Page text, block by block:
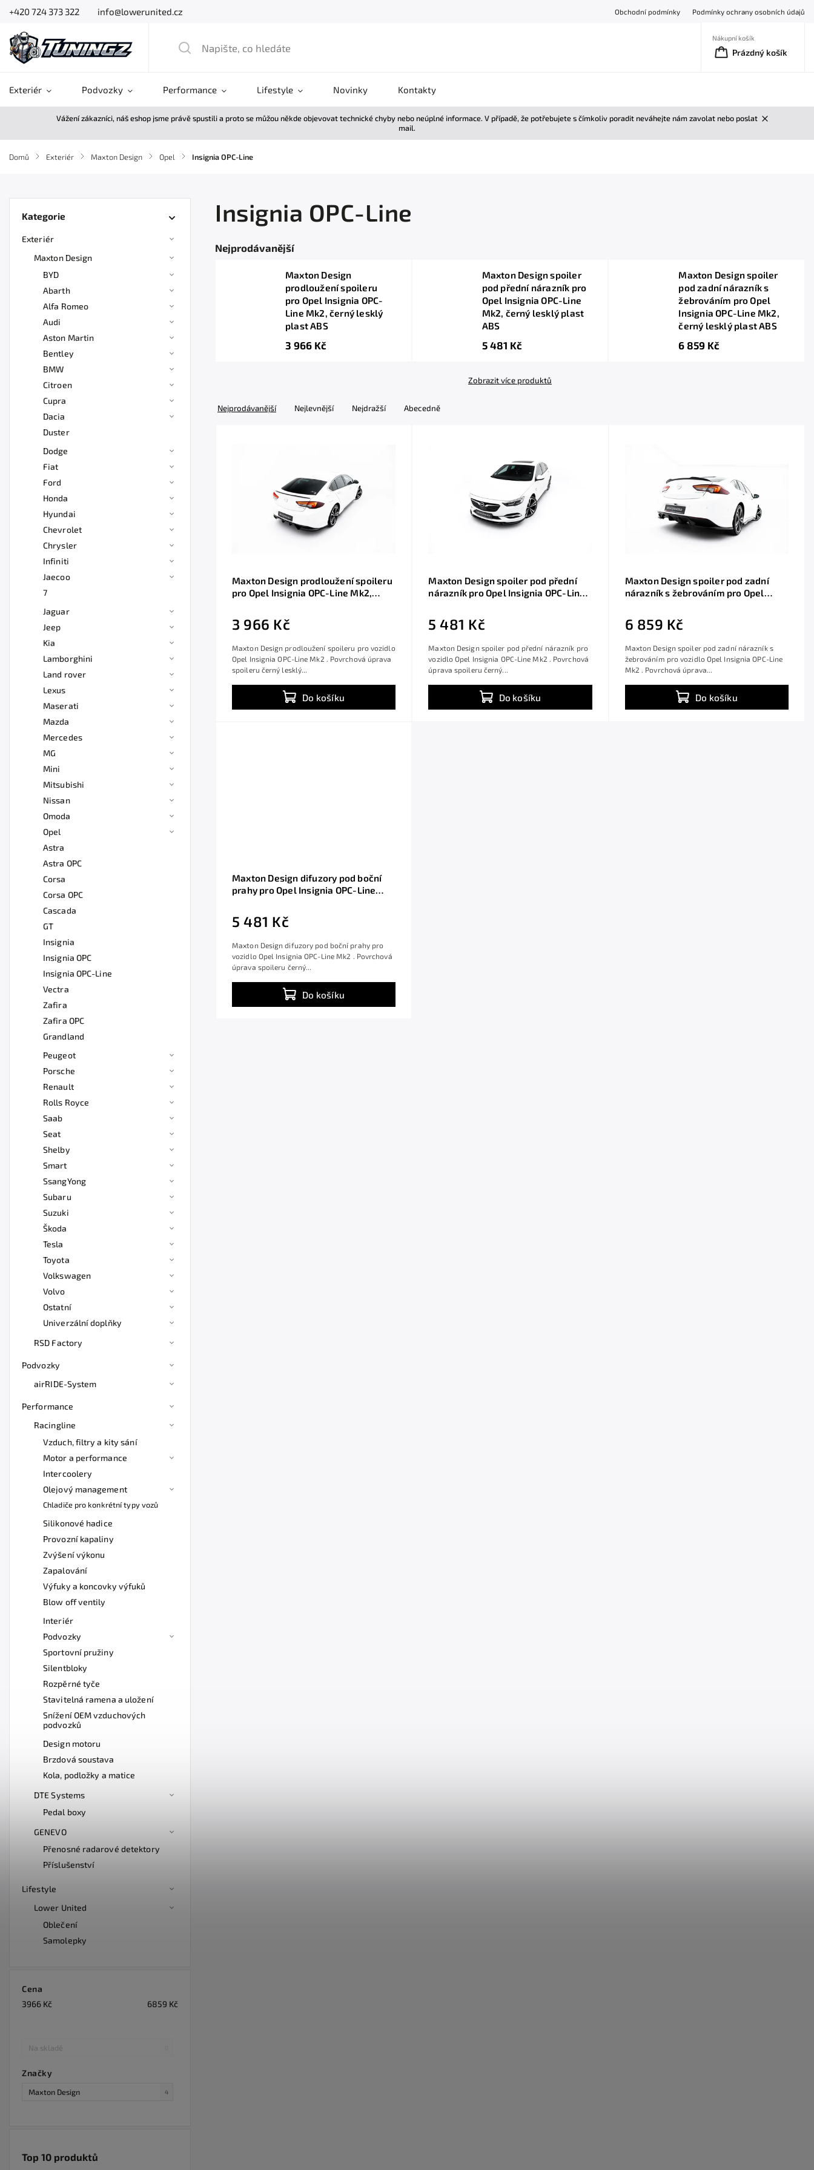
+420 724 373 322 info@lowerunited.cz Obchodní podmínky Podmínky ochrany osobních údajů
Nákupní košík
Prázdný košík
Exteriér Podvozky Performance Lifestyle Novinky Kontakty
Vážení zákazníci, náš eshop jsme právě spustili a proto se můžou někde objevovat technické chyby nebo neúplné informace. V případě, že potřebujete s čímkoliv poradit neváhejte nám zavolat nebo poslat
mail.
Domů / Exteriér / Maxton Design / Opel / Insignia OPC-Line
Kategorie
Exteriér
Maxton Design
BYD
Abarth
Alfa Romeo
Audi
Aston Martin
Bentley
BMW
Citroen
Cupra
Dacia
Duster
Dodge
Fiat
Ford
Honda
Hyundai
Chevrolet
Chrysler
Infiniti
Jaecoo
7
Jaguar
Jeep
Kia
Lamborghini
Land rover
Lexus
Maserati
Mazda
Mercedes
MG
Mini
Mitsubishi
Nissan
Omoda
Opel
Astra
Astra OPC
Corsa
Corsa OPC
Cascada
GT
Insignia
Insignia OPC
Insignia OPC-Line
Vectra
Zafira
Zafira OPC
Grandland
Peugeot
Porsche
Renault
Rolls Royce
Saab
Seat
Shelby
Smart
SsangYong
Subaru
Suzuki
Škoda
Tesla
Toyota
Volkswagen
Volvo
Ostatní
Univerzální doplňky
RSD Factory
Podvozky
airRIDE-System
Performance
Racingline
Vzduch, filtry a kity sání
Motor a performance
Intercoolery
Olejový management
Chladiče pro konkrétní typy vozů
Silikonové hadice
Provozní kapaliny
Zvýšení výkonu
Zapalování
Výfuky a koncovky výfuků
Blow off ventily
Interiér
Podvozky
Sportovní pružiny
Silentbloky
Rozpěrné tyče
Stavitelná ramena a uložení
Snížení OEM vzduchových
podvozků
Design motoru
Brzdová soustava
Kola, podložky a matice
DTE Systems
Pedal boxy
GENEVO
Přenosné radarové detektory
Příslušenství
Lifestyle
Lower United
Oblečení
Samolepky
Cena
3966 Kč 6859 Kč
Na skladě
Značky
Maxton Design 4
Top 10 produktů
Insignia OPC-Line
Nejprodávanější
Maxton Design
prodloužení spoileru
pro Opel Insignia OPC-
Line Mk2, černý lesklý
plast ABS
3 966 Kč
Maxton Design spoiler
pod přední nárazník pro
Opel Insignia OPC-Line
Mk2, černý lesklý plast
ABS
5 481 Kč
Maxton Design spoiler
pod zadní nárazník s
žebrováním pro Opel
Insignia OPC-Line Mk2,
černý lesklý plast ABS
6 859 Kč
Zobrazit více produktů
Nejprodávanější Nejlevnější Nejdražší Abecedně
Maxton Design prodloužení spoileru
pro Opel Insignia OPC-Line Mk2,
3 966 Kč
Do košíku
Maxton Design prodloužení spoileru pro vozidlo
Opel Insignia OPC-Line Mk2 . Povrchová úprava
spoileru černý lesklý...
Maxton Design spoiler pod přední
nárazník pro Opel Insignia OPC-Line
5 481 Kč
Do košíku
Maxton Design spoiler pod přední nárazník pro
vozidlo Opel Insignia OPC-Line Mk2 . Povrchová
úprava spoileru černý...
Maxton Design spoiler pod zadní
nárazník s žebrováním pro Opel
plast ABS
6 859 Kč
Do košíku
Maxton Design spoiler pod zadní nárazník s
žebrováním pro vozidlo Opel Insignia OPC-Line
Mk2 . Povrchová úprava...
Maxton Design difuzory pod boční
prahy pro Opel Insignia OPC-Line
5 481 Kč
Do košíku
Maxton Design difuzory pod boční prahy pro
vozidlo Opel Insignia OPC-Line Mk2 . Povrchová
úprava spoileru černý...